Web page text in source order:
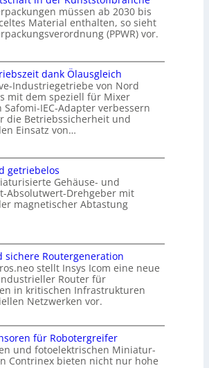
müssen ab 2030 bis
Material enthalten, so sieht
(PPWR) vor.
dank Ölausgleich
Industriegetriebe von Nord
mit dem speziell für Mixer
IEC-Adapter verbessern
die Betriebssicherheit und
Einsatz von…
getriebelos
Gehäuse- und
Absolutwert-Drehgeber mit
magnetischer Abtastung
sichere Routergeneration
stellt Insys Icom eine neue
Router für
in kritischen Infrastrukturen
Netzwerken vor.
für Robotergreifer
und fotoelektrischen Miniatur-
Contrinex bieten nicht nur hohe